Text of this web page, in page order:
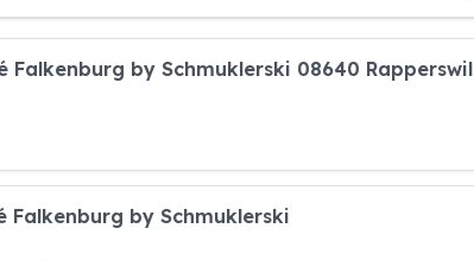
Falkenburg by Schmuklerski 08640 Rapperswil
Falkenburg by Schmuklerski